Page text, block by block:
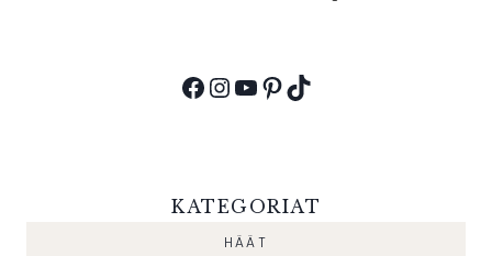
Facebook
Instagram
YouTube
Pinterest
TikTok
KATEGORIAT
HÄÄT